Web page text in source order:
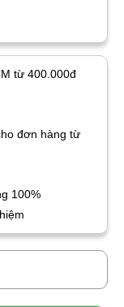
từ 400.000đ
đơn hàng từ
100%